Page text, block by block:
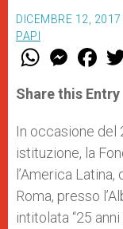
DICEMBRE 12,
PAPI
W
t
s
p
p
M
e
s
e
g
e
r
F
a
e
b
o
k
Share this Entry
In occasione del
istituzione, la
l’America
Roma, presso
intitolata “25